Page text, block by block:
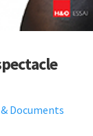
Documents